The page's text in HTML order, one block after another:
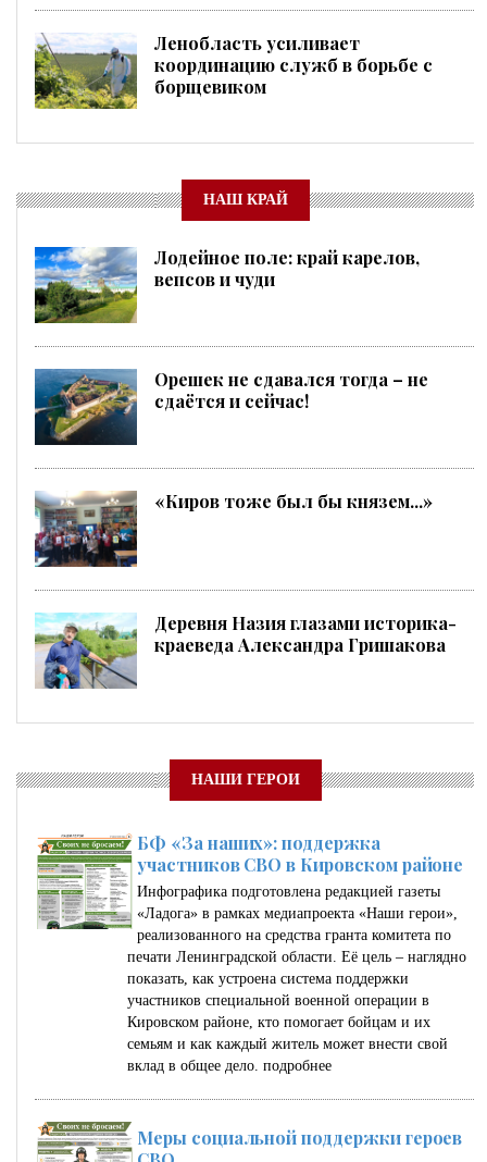
Ленобласть усиливает
координацию служб в борьбе с
борщевиком
НАШ КРАЙ
Лодейное поле: край карелов,
вепсов и чуди
Орешек не сдавался тогда – не
сдаётся и сейчас!
«Киров тоже был бы князем...»
Деревня Назия глазами историка-
краеведа Александра Гришакова
НАШИ ГЕРОИ
БФ «За наших»: поддержка
участников СВО в Кировском районе
Инфографика подготовлена редакцией газеты
«Ладога» в рамках медиапроекта «Наши герои»,
реализованного на средства гранта комитета по
печати Ленинградской области. Её цель – наглядно
показать, как устроена система поддержки
участников специальной военной операции в
Кировском районе, кто помогает бойцам и их
семьям и как каждый житель может внести свой
вклад в общее дело. подробнее
Меры социальной поддержки героев